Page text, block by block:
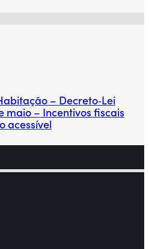
– Decreto‑Lei
maio – Incentivos fiscais
acessível